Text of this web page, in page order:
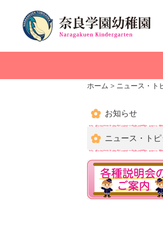
ホーム ニュース・ト
お知らせ
ニュース・トピ